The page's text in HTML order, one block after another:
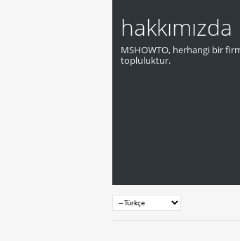
hakkımızda
MSHOWTO, herhangi bir
topluluktur.